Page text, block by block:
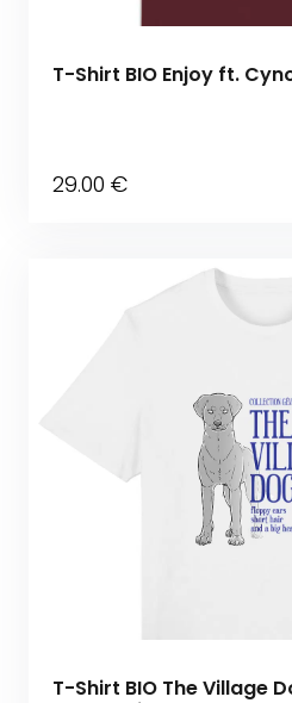
T-Shirt BIO Enjoy ft.
29.00 €
T-Shirt BIO The Village